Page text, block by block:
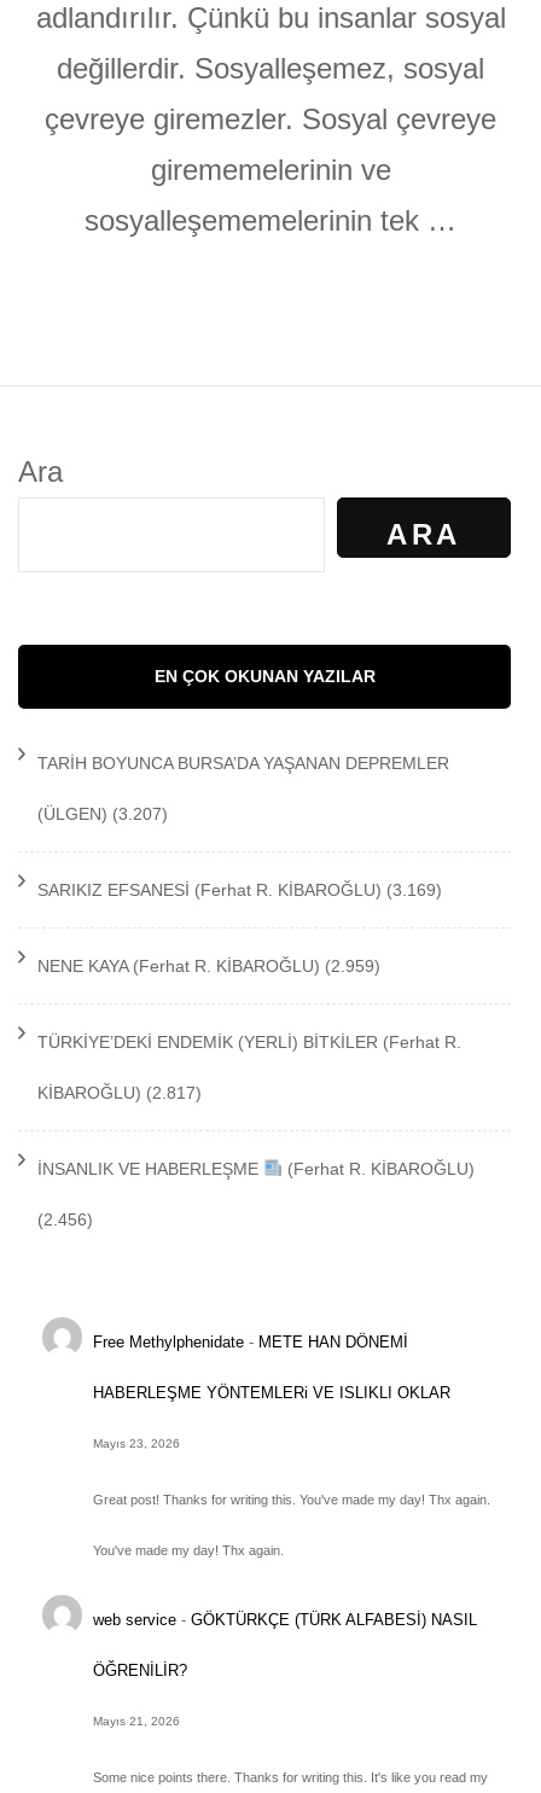
adlandırılır. Çünkü bu insanlar sosyal
değillerdir. Sosyalleşemez, sosyal
çevreye giremezler. Sosyal çevreye
girememelerinin ve
sosyalleşememelerinin tek …
Ara
ARA
EN ÇOK OKUNAN YAZILAR
TARİH BOYUNCA BURSA’DA YAŞANAN DEPREMLER
(ÜLGEN) (3.207)
SARIKIZ EFSANESİ (Ferhat R. KİBAROĞLU) (3.169)
NENE KAYA (Ferhat R. KİBAROĞLU) (2.959)
TÜRKİYE’DEKİ ENDEMİK (YERLİ) BİTKİLER (Ferhat R.
KİBAROĞLU) (2.817)
İNSANLIK VE HABERLEŞME (Ferhat R. KİBAROĞLU)
(2.456)
Free Methylphenidate - METE HAN DÖNEMİ
HABERLEŞME YÖNTEMLERi VE ISLIKLI OKLAR
Mayıs 23, 2026
Great post! Thanks for writing this. You've made my day! Thx again.
You've made my day! Thx again.
web service -GÖKTÜRKÇE (TÜRK ALFABESİ) NASIL
ÖĞRENİLİR?
Mayıs 21, 2026
Some nice points there. Thanks for writing this. It's like you read my